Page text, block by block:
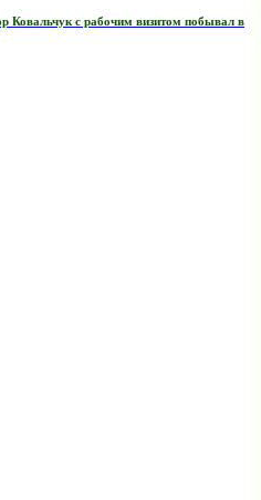
Ковальчук с рабочим визитом побывал в